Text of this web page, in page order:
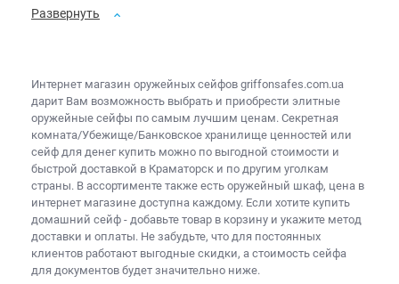
Специально оборудованные Panic Room – это особым
обстрелов или военных действий) до прибытия
спецслужб. При необходимости секретная комната
может быть оснащена собственной системой
вентиляции и воздухоочистки, а также средствами
жизнеобеспечения, в числе которых дизель-генератор,
санузел, холодильная установка, выделенная
телефонная линия и независимые камеры наблюдения.
В современных условиях сейф-комнаты активно
применяются в:
Развернуть
Интернет магазин оружейных сейфов griffonsafes.com.ua
дарит Вам возможность выбрать и приобрести элитные
оружейные сейфы по самым лучшим ценам. Секретная
комната/Убежище/Банковское хранилище ценностей или
сейф для денег купить можно по выгодной стоимости и
быстрой доставкой в Краматорск и по другим уголкам
страны. В ассортименте также есть оружейный шкаф, цена в
интернет магазине доступна каждому. Если хотите купить
домашний сейф - добавьте товар в корзину и укажите метод
доставки и оплаты. Не забудьте, что для постоянных
клиентов работают выгодные скидки, а стоимость сейфа
для документов будет значительно ниже.